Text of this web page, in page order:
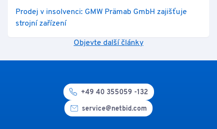
Prodej v insolvenci: GMW Prämab GmbH zajišťuje
strojní zařízení
Objevte další články
+49 40 355059 -132
service@netbid.com